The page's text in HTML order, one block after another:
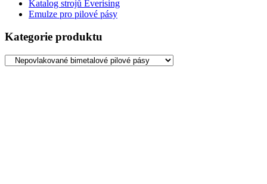
Katalog strojů Everising
Emulze pro pilové pásy
Kategorie produktu